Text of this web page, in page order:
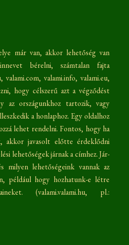
már van, akkor lehetőség van
bérelni, számtalan fajta
valami.com, valami.info, valami.eu,
hogy célszerű azt a végződést
az országunkhoz tartozik, vagy
a honlaphoz. Egy oldalhoz
lehet rendelni. Fontos, hogy ha
akkor javasolt előtte érdeklődni
lehetőségek járnak a címhez. Jár-
milyen lehetőségeink vannak az
például hogy hozhatunk-e létre
(valami.valami.hu, pl.: